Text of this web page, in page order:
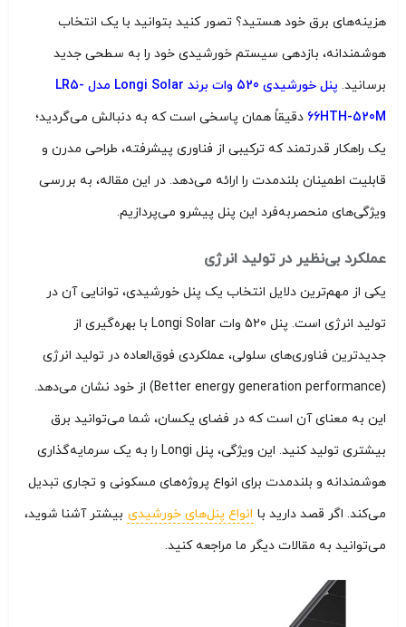
هزینه‌های برق خود هستید؟ تصور کنید بتوانید با یک انتخاب
هوشمندانه، بازدهی سیستم خورشیدی خود را به سطحی جدید
برسانید.
پنل خورشیدی 520 وات برند Longi Solar مدل LR5-
66HTH-520M دقیقاً همان پاسخی است که به دنبالش می‌گردید؛
یک راهکار قدرتمند که ترکیبی از فناوری پیشرفته، طراحی مدرن و
قابلیت اطمینان بلندمدت را ارائه می‌دهد. در این مقاله، به بررسی
ویژگی‌های منحصربه‌فرد این پنل پیشرو می‌پردازیم.
عملکرد بی‌نظیر در تولید انرژی
یکی از مهم‌ترین دلایل انتخاب یک پنل خورشیدی، توانایی آن در
تولید انرژی است. پنل 520 وات Longi Solar با بهره‌گیری از
جدیدترین فناوری‌های سلولی، عملکردی فوق‌العاده در تولید انرژی
(Better energy generation performance) از خود نشان می‌دهد.
این به معنای آن است که در فضای یکسان، شما می‌توانید برق
بیشتری تولید کنید. این ویژگی، پنل Longi را به یک سرمایه‌گذاری
هوشمندانه و بلندمدت برای انواع پروژه‌های مسکونی و تجاری تبدیل
می‌کند. اگر قصد دارید با انواع پنل‌های خورشیدی بیشتر آشنا شوید،
می‌توانید به مقالات دیگر ما مراجعه کنید.